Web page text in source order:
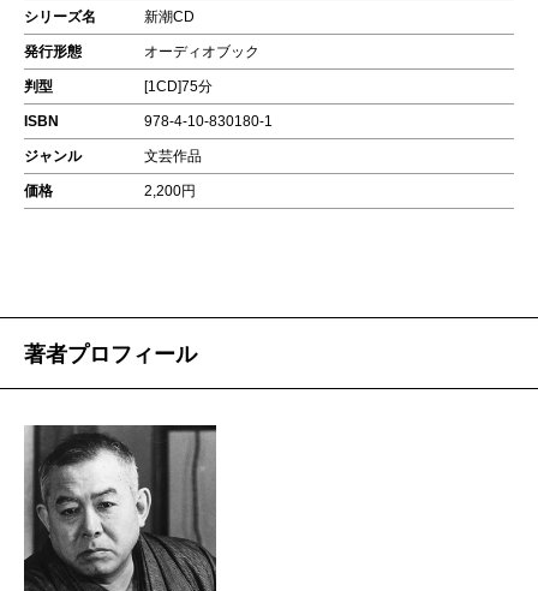
シリーズ名 新潮CD
発行形態 オーディオブック
判型 [1CD]75分
ISBN 978-4-10-830180-1
ジャンル 文芸作品
価格 2,200円
著者プロフィール